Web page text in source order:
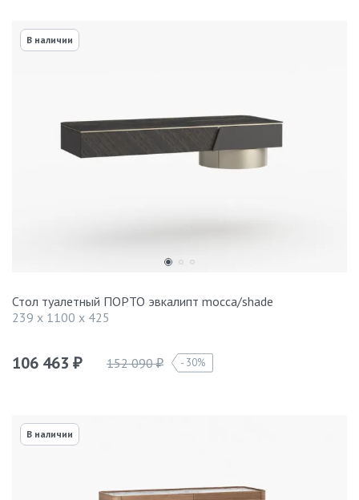
В наличии
Стол туалетный ПОРТО эвкалипт mocca/shade
239 x 1100 x 425
106 463 ₽ 152 090₽ 30%
В наличии